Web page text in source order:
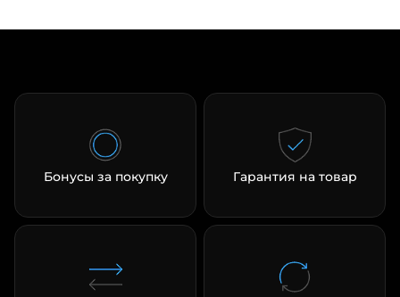
Бонусы за покупку Гарантия на товар